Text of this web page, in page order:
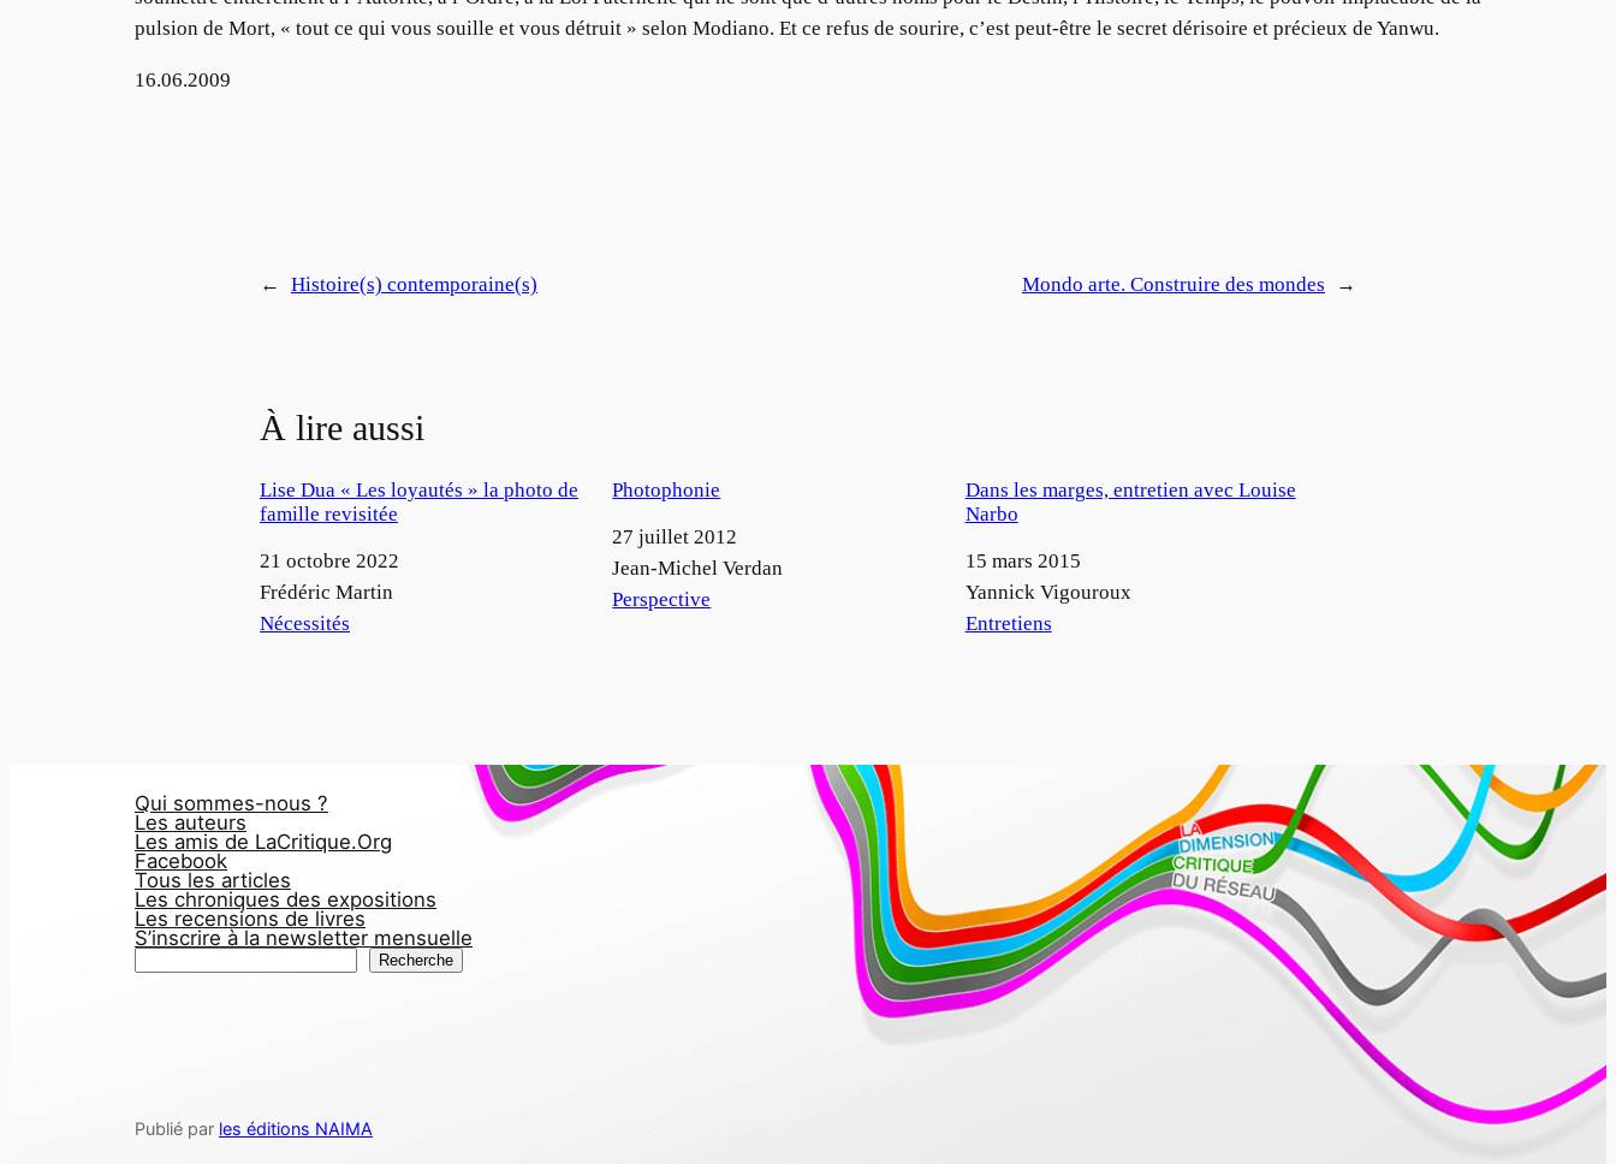
pulsion de Mort, « tout ce qui vous souille et vous détruit » selon Modiano. Et ce refus de sourire, c’est peut-être le secret dérisoire et précieux de Yanwu.
16.06.2009
← Histoire(s) contemporaine(s) Mondo arte. Construire des mondes →
À lire aussi
Lise Dua « Les loyautés » la photo de
famille revisitée
Date
21 octobre 2022
Auteur
Frédéric Martin
Par rapport à
Nécessités
Photophonie
Date
27 juillet 2012
Auteur
Jean-Michel Verdan
Par rapport à
Perspective
Dans les marges, entretien avec Louise
Narbo
Date
15 mars 2015
Auteur
Yannick Vigouroux
Par rapport à
Entretiens
Qui sommes-nous ?
Les auteurs
Les amis de LaCritique.Org
Facebook
Tous les articles
Les chroniques des expositions
Les recensions de livres
S’inscrire à la newsletter mensuelle
r
Recherche
Publié par les éditions NAIMA